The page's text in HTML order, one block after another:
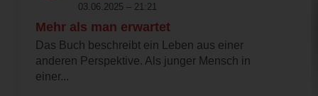
03.06.2025 – 21:21
Mehr als man erwartet
Das Buch beschreibt ein Leben aus einer
anderen Perspektive. Als junger Mensch in
einer...